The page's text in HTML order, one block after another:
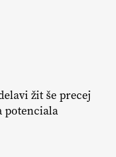
žit še precej
potenciala